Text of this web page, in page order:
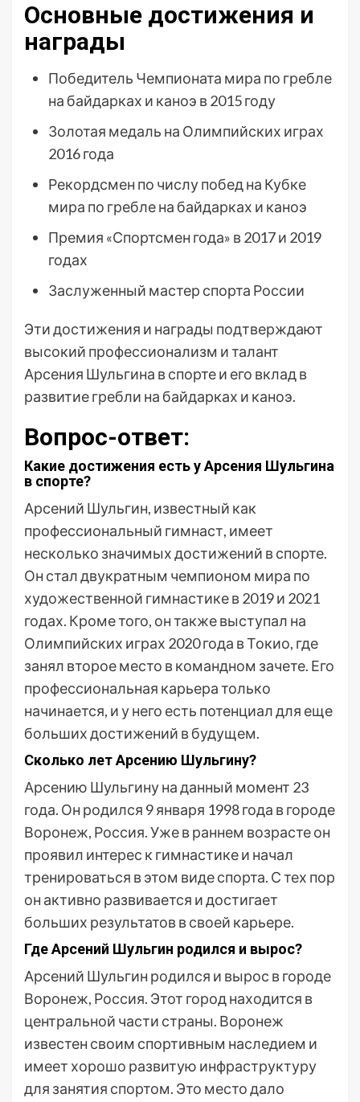
Основные достижения и
награды
Победитель Чемпионата мира по гребле
на байдарках и каноэ в 2015 году
Золотая медаль на Олимпийских играх
2016 года
Рекордсмен по числу побед на Кубке
мира по гребле на байдарках и каноэ
Премия «Спортсмен года» в 2017 и 2019
годах
Заслуженный мастер спорта России
Эти достижения и награды подтверждают
высокий профессионализм и талант
Арсения Шульгина в спорте и его вклад в
развитие гребли на байдарках и каноэ.
Вопрос-ответ:
Какие достижения есть у Арсения Шульгина
в спорте?
Арсений Шульгин, известный как
профессиональный гимнаст, имеет
несколько значимых достижений в спорте.
Он стал двукратным чемпионом мира по
художественной гимнастике в 2019 и 2021
годах. Кроме того, он также выступал на
Олимпийских играх 2020 года в Токио, где
занял второе место в командном зачете. Его
профессиональная карьера только
начинается, и у него есть потенциал для еще
больших достижений в будущем.
Сколько лет Арсению Шульгину?
Арсению Шульгину на данный момент 23
года. Он родился 9 января 1998 года в городе
Воронеж, Россия. Уже в раннем возрасте он
проявил интерес к гимнастике и начал
тренироваться в этом виде спорта. С тех пор
он активно развивается и достигает
больших результатов в своей карьере.
Где Арсений Шульгин родился и вырос?
Арсений Шульгин родился и вырос в городе
Воронеж, Россия. Этот город находится в
центральной части страны. Воронеж
известен своим спортивным наследием и
имеет хорошо развитую инфраструктуру
для занятия спортом. Это место дало